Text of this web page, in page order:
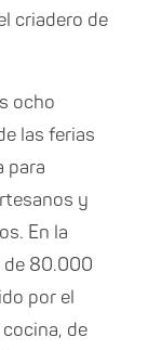
criadero de
ocho
las ferias
para
y
En la
de 80.000
por el
de